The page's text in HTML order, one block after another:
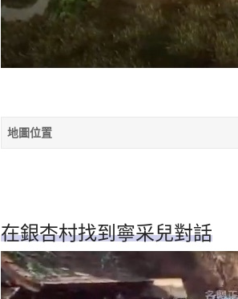
地圖位置
在銀杏村找到寧采兒對話